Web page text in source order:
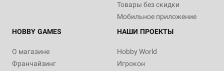
Товары без скидки
Мобильное приложение
HOBBY GAMES
О магазине
Франчайзинг
НАШИ ПРОЕКТЫ
Hobby World
Игрокон